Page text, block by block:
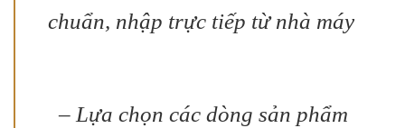
chuẩn, nhập trực tiếp từ nhà máy
– Lựa chọn các dòng sản phẩm